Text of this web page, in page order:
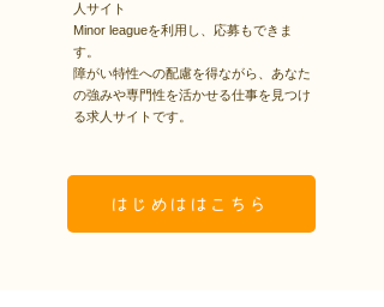
人サイト
Minor leagueを利用し、応募もできま
す。
障がい特性への配慮を得ながら、あなた
の強みや専門性を活かせる仕事を見つけ
る求人サイトです。
はじめははこちら